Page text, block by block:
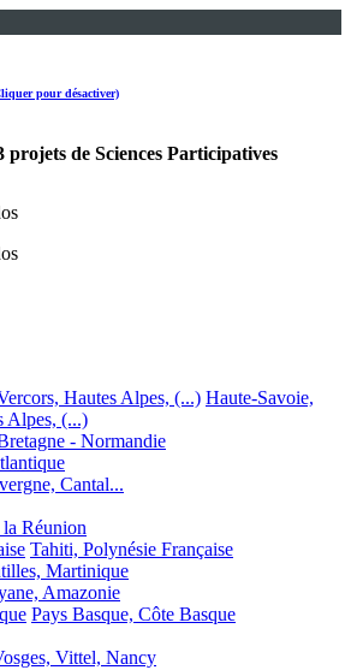
pour désactiver)
projets de Sciences Participatives
Hautes Alpes, (...) Haute-Savoie,
Alpes, (...)
- Normandie
Cantal...
Réunion
Tahiti, Polynésie Française
Martinique
Amazonie
Pays Basque, Côte Basque
Vittel, Nancy